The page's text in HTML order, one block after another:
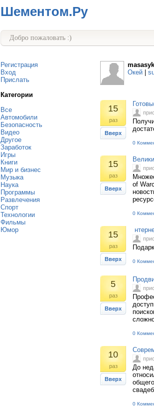
Шементом.Ру
Добро пожаловать :)
Регистрация
Вход
Прислать
Категории
Все
Автомобили
Безопасность
Видео
Другое
Заработок
Игры
Книги
Мир и бизнес
Музыка
Наука
Программы
Развлечения
Спорт
Технологии
Фильмы
Юмор
Окей
15
раз
Вверх
0
15
раз
Вверх
of
0
15
раз
Вверх 0
5
раз
Вверх
0
10
раз
Вверх
До
0